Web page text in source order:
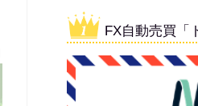
FX自動売買「